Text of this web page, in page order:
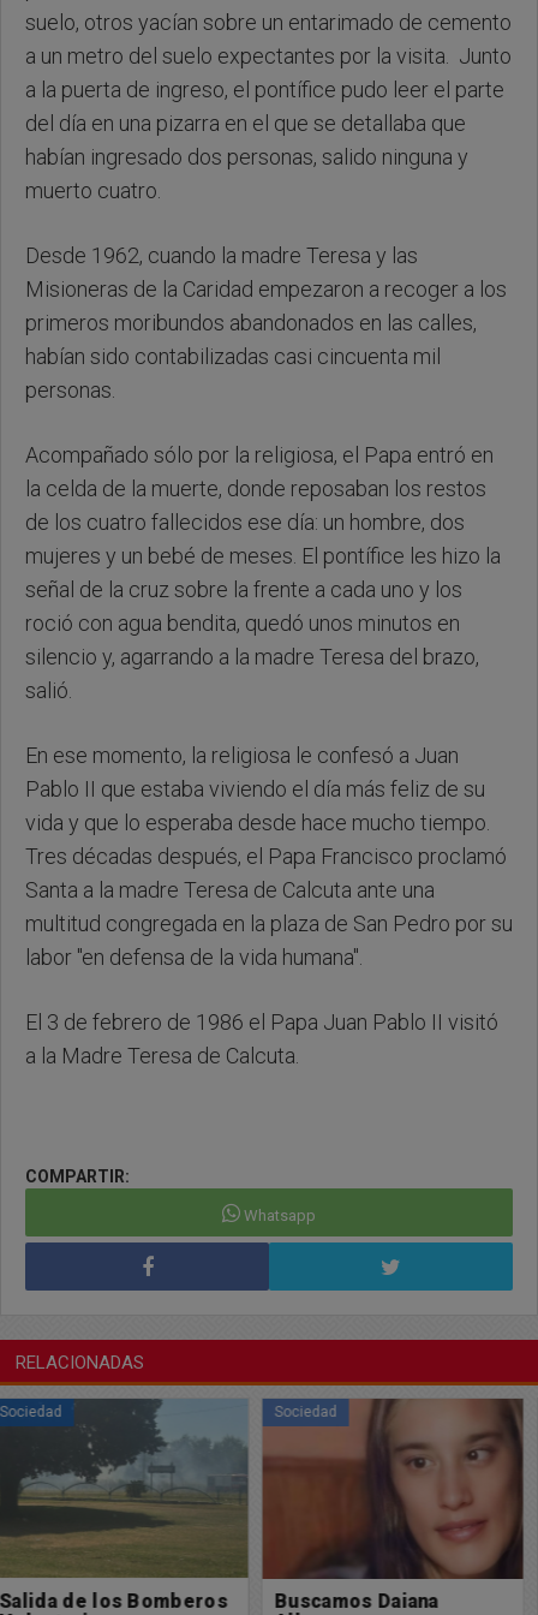
suelo, otros yacían sobre un entarimado de cemento
a un metro del suelo expectantes por la visita. Junto
a la puerta de ingreso, el pontífice pudo leer el parte
del día en una pizarra en el que se detallaba que
habían ingresado dos personas, salido ninguna y
muerto cuatro.
Desde 1962, cuando la madre Teresa y las
Misioneras de la Caridad empezaron a recoger a los
primeros moribundos abandonados en las calles,
habían sido contabilizadas casi cincuenta mil
personas.
Acompañado sólo por la religiosa, el Papa entró en
la celda de la muerte, donde reposaban los restos
de los cuatro fallecidos ese día: un hombre, dos
mujeres y un bebé de meses. El pontífice les hizo la
señal de la cruz sobre la frente a cada uno y los
roció con agua bendita, quedó unos minutos en
silencio y, agarrando a la madre Teresa del brazo,
salió.
En ese momento, la religiosa le confesó a Juan
Pablo II que estaba viviendo el día más feliz de su
vida y que lo esperaba desde hace mucho tiempo.
Tres décadas después, el Papa Francisco proclamó
Santa a la madre Teresa de Calcuta ante una
multitud congregada en la plaza de San Pedro por su
labor "en defensa de la vida humana".
El 3 de febrero de 1986 el Papa Juan Pablo II visitó
a la Madre Teresa de Calcuta.
COMPARTIR:
Whatsapp
RELACIONADAS
Sociedad
Buscamos Daiana
Sociedad
El Gobierno confirmó